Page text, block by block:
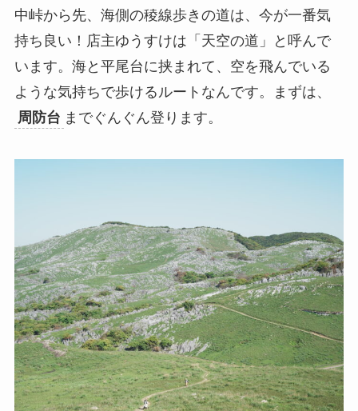
中峠から先、海側の稜線歩きの道は、今が一番気
持ち良い！店主ゆうすけは「天空の道」と呼んで
います。海と平尾台に挟まれて、空を飛んでいる
ような気持ちで歩けるルートなんです。まずは、
周防台 までぐんぐん登ります。